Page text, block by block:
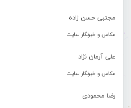
مجتبی حسن زاده
عکاس و خبرنگار سایت
علی آرمان نژاد
عکاس و خبرنگار سایت
رضا محمودی